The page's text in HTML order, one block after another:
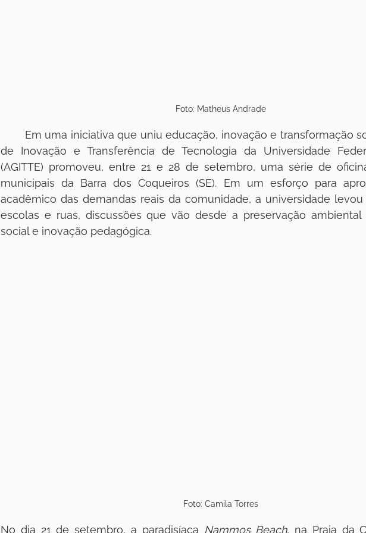
Foto: Matheus Andrade
de Inovação e Transferência de Tecnologia da Universidade
(AGITTE) promoveu, entre 21 e 28 de setembro, uma série de
municipais da Barra dos Coqueiros (SE). Em um esforço para
acadêmico das demandas reais da comunidade, a universidade levou
escolas e ruas, discussões que vão desde a preservação
social e inovação pedagógica.
Foto: Camila Torres
No dia 21 de setembro, a paradisíaca Nammos Beach, na Praia da